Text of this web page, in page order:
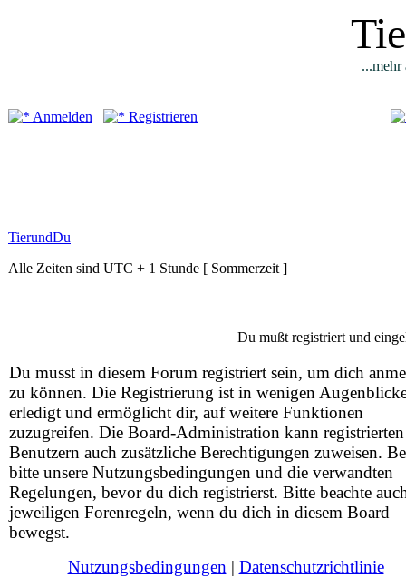
...mehr
Anmelden Registrieren
TierundDu
Alle Zeiten sind UTC + 1 Stunde [ Sommerzeit ]
Du mußt registriert und
Du musst in diesem Forum registriert sein, um dich
zu können. Die Registrierung ist in wenigen
erledigt und ermöglicht dir, auf weitere Funktionen
zuzugreifen. Die Board-Administration kann registrierten
Benutzern auch zusätzliche Berechtigungen zuweisen.
bitte unsere Nutzungsbedingungen und die verwandten
Regelungen, bevor du dich registrierst. Bitte beachte
jeweiligen Forenregeln, wenn du dich in diesem Board
bewegst.
Nutzungsbedingungen | Datenschutzrichtlinie